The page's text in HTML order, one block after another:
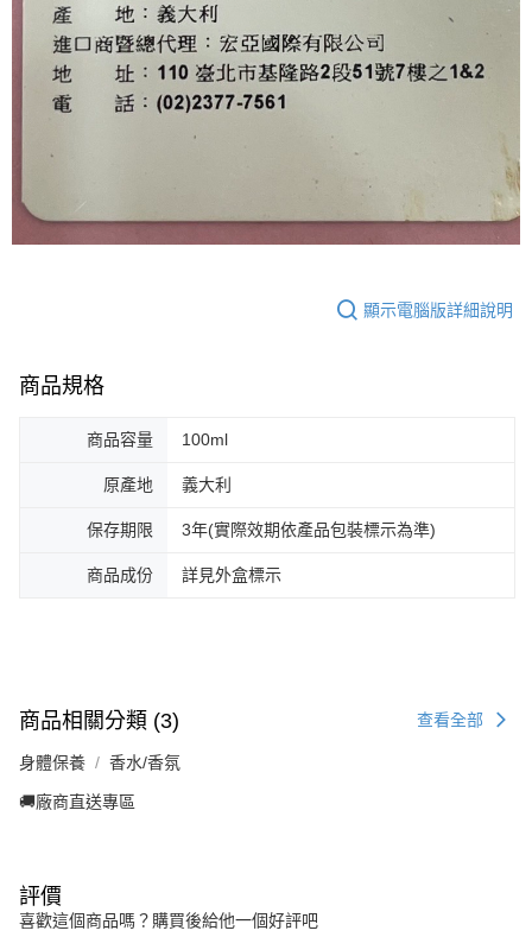
顯示電腦版詳細說明
商品規格
商品容量 100ml
原產地 義大利
保存期限 3年(實際效期依產品包裝標示為準)
商品成份 詳見外盒標示
商品相關分類 (3) 查看全部
身體保養 香水/香氛
🚚廠商直送專區
評價
喜歡這個商品嗎？購買後給他一個好評吧